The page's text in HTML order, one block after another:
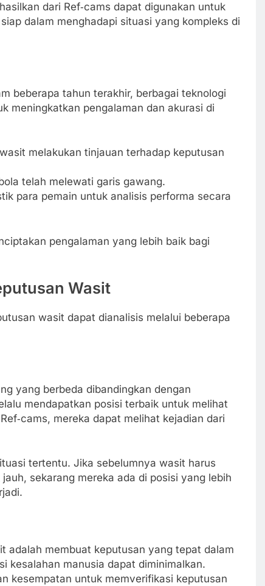
dari Ref‑cams dapat digunakan untuk
dalam menghadapi situasi yang kompleks di
beberapa tahun terakhir, berbagai teknologi
meningkatkan pengalaman dan akurasi di
melakukan tinjauan terhadap keputusan
telah melewati garis gawang.
para pemain untuk analisis performa secara
pengalaman yang lebih baik bagi
Wasit
wasit dapat dianalisis melalui beberapa
yang berbeda dibandingkan dengan
mendapatkan posisi terbaik untuk melihat
mereka dapat melihat kejadian dari
tertentu. Jika sebelumnya wasit harus
sekarang mereka ada di posisi yang lebih
adalah membuat keputusan yang tepat dalam
kesalahan manusia dapat diminimalkan.
kesempatan untuk memverifikasi keputusan